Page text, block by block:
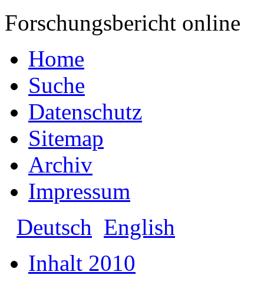
Forschungsbericht online
Home
Suche
Datenschutz
Sitemap
Archiv
Impressum
Deutsch English
Inhalt 2010